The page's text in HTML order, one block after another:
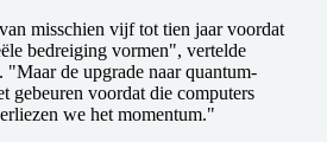
misschien vijf tot tien jaar voordat
bedreiging vormen", vertelde
de upgrade naar quantum-
gebeuren voordat die computers
we het momentum."